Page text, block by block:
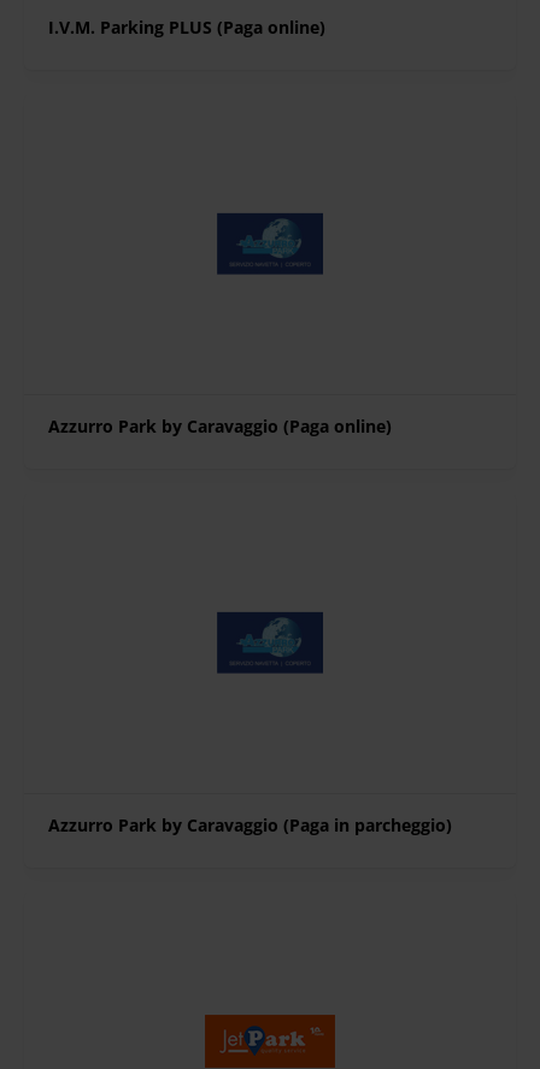
I.V.M. Parking PLUS (Paga online)
Azzurro Park by Caravaggio (Paga online)
Azzurro Park by Caravaggio (Paga in parcheggio)